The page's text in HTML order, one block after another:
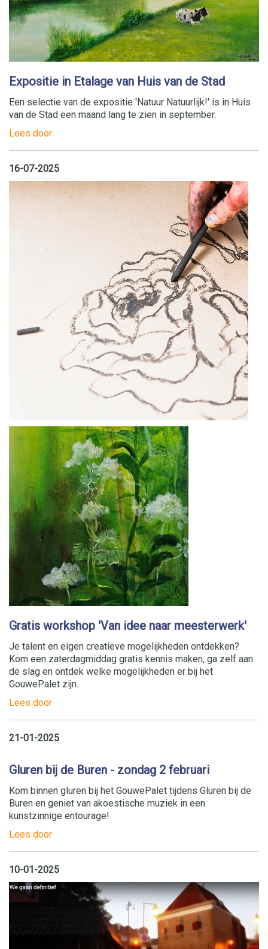
Expositie in Etalage van Huis van de Stad
Een selectie van de expositie 'Natuur Natuurlijk!' is in Huis
van de Stad een maand lang te zien in september.
Lees door
16-07-2025
Gratis workshop 'Van idee naar meesterwerk'
Je talent en eigen creatieve mogelijkheden ontdekken?
Kom een zaterdagmiddag gratis kennis maken, ga zelf aan
de slag en ontdek welke mogelijkheden er bij het
GouwePalet zijn.
Lees door
21-01-2025
Gluren bij de Buren - zondag 2 februari
Kom binnen gluren bij het GouwePalet tijdens Gluren bij de
Buren en geniet van akoestische muziek in een
kunstzinnige entourage!
Lees door
10-01-2025